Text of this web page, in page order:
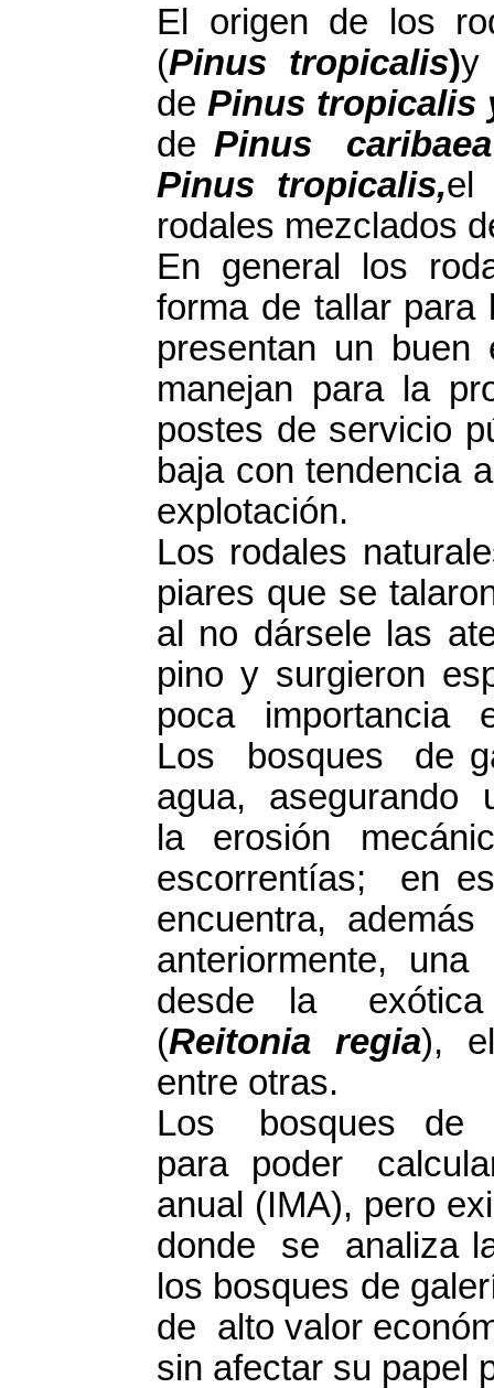
El origen de los
(Pinus tropicalis)y
de Pinus tropicalis
de Pinus caribaea
Pinus tropicalis,el
rodales mezclados
En general los
forma de tallar para
presentan un
manejan para la
postes de servicio
baja con tendencia
explotación.
Los rodales
piares que se
al no dársele las
pino y surgieron
poca importancia
Los bosques de
agua,
la erosión
escorrentías;
encuentra,
anteriormente,
desde la exótica
(Reitonia regia),
entre otras.
Los bosques de
para poder
anual (IMA), pero
donde se analiza
los bosques de
de alto valor
sin afectar su papel